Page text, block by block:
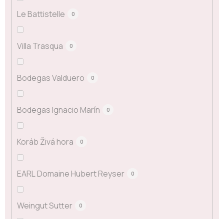
Le Battistelle 0
Villa Trasqua 0
Bodegas Valduero 0
Bodegas Ignacio Marín 0
Koráb Živá hora 0
EARL Domaine Hubert Reyser 0
Weingut Sutter 0